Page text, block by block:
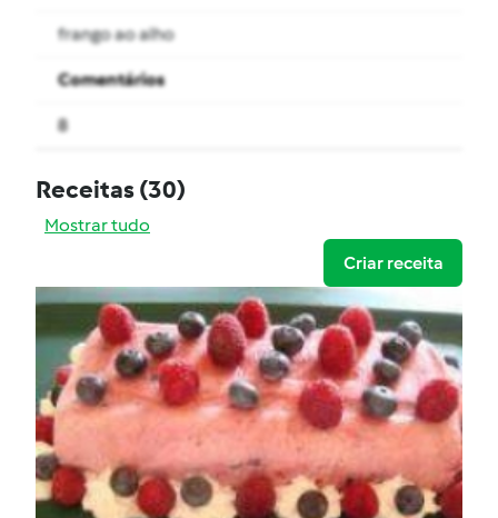
frango ao alho
Comentários
8
Receitas(30)
Mostrar tudo
Criar receita